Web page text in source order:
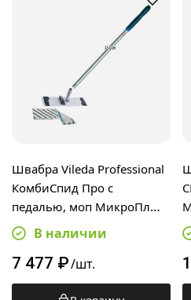
Швабра Vileda Professional
КомбиСпид Про с
педалью, моп МикроПлюс
40см, алюминиевая ручка
150см
В наличии
7 477 ₽/шт.